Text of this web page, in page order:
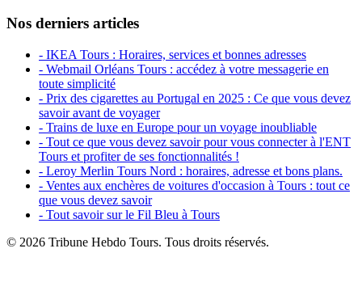
Nos derniers articles
- IKEA Tours : Horaires, services et bonnes adresses
- Webmail Orléans Tours : accédez à votre messagerie en
toute simplicité
- Prix des cigarettes au Portugal en 2025 : Ce que vous devez
savoir avant de voyager
- Trains de luxe en Europe pour un voyage inoubliable
- Tout ce que vous devez savoir pour vous connecter à l'ENT
Tours et profiter de ses fonctionnalités !
- Leroy Merlin Tours Nord : horaires, adresse et bons plans.
- Ventes aux enchères de voitures d'occasion à Tours : tout ce
que vous devez savoir
- Tout savoir sur le Fil Bleu à Tours
© 2026 Tribune Hebdo Tours. Tous droits réservés.